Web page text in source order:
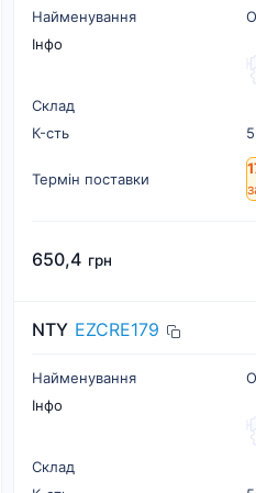
Найменування
Інфо
Склад
К-cть
5
Термін поставки
650,4 грн
NTY EZCRE179
Найменування
Інфо
Склад